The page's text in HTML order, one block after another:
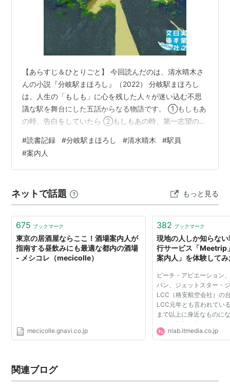
【あらすじ＆ひとりごと】 今回読んだのは、清水晴木さ
んの小説『分岐駅まほろし』（2022） 分岐駅まほろし
は、人生の「もしも」に心を残した人々が迷い込む不思
議な駅を舞台にした五話からなる物語です。 ①もしもあ
の時、告白をしていたら ②もしもあの時、第一志望の大
④もしもあの時、病院に連れて行っていたら ⑤もし
も、あの時ーー 主人公は、ある後悔を抱えながら日々を
過ごしていた。 そんなある日、ふとしたことがきっかけ
別の道をたどった”もうひとつの人生”に触れることができ
る場所で、後悔を抱えた主人公…
#読書記録 #分岐駅まほろし #清水晴木 #駅員
#案内人
ネットで話題 もっと見る
675 ブックマーク
東京の居酒屋ならここ！酒場案内人が
指南する昼飲みにも最適な都内の酒場
- メシコレ（mecicolle）
mecicolle.gnavi.co.jp
382 ブックマーク
現地の人しか知らな
行サービス「
案内人」を体験して
ピーチ・アビエーション
パン、ジェットスター・
LCC（格安航空会社）の
LCC元年とも言われてい
まで以上に身近なものに
しかし旅行の中身はとい
を持って主要スポットを
nlab.itmedia.co.jp
関連ブログ